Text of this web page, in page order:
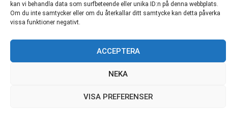
kan vi behandla data som surfbeteende eller unika ID:n på denna webbplats.
Om du inte samtycker eller om du återkallar ditt samtycke kan detta påverka
vissa funktioner negativt.
ACCEPTERA
NEKA
VISA PREFERENSER
© SC Saragoza r.f. 1996-2026